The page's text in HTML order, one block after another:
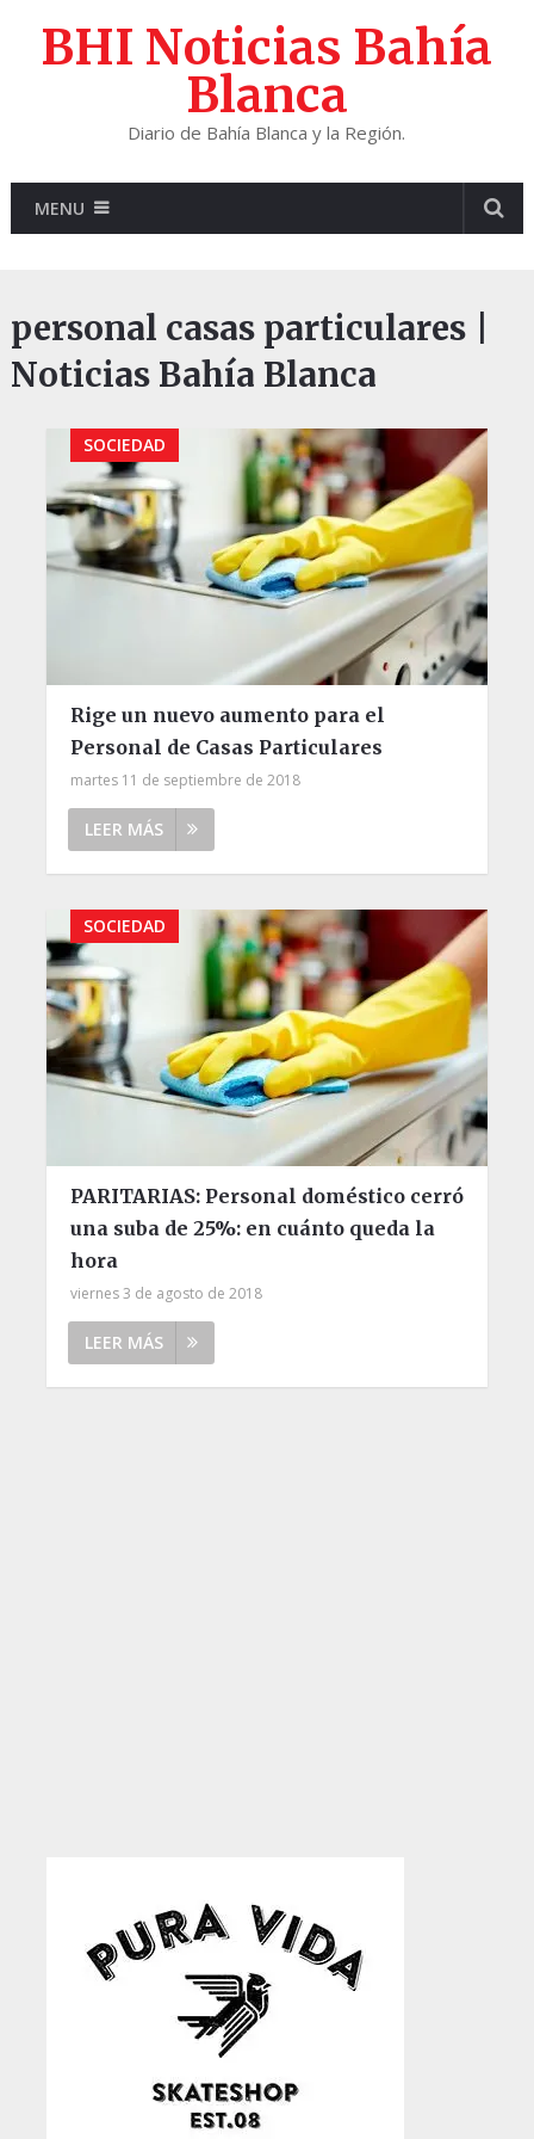
BHI Noticias Bahía
Blanca
Diario de Bahía Blanca y la Región.
MENU
personal casas particulares |
Noticias Bahía Blanca
SOCIEDAD
Rige un nuevo aumento para el
Personal de Casas Particulares
martes 11 de septiembre de 2018
LEER MÁS
SOCIEDAD
PARITARIAS: Personal doméstico cerró
una suba de 25%: en cuánto queda la
hora
viernes 3 de agosto de 2018
LEER MÁS